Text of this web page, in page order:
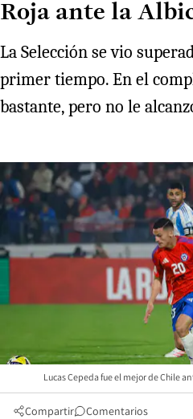
Roja ante la
La Selección se vio
primer tiempo. En el
bastante, pero no le
Lucas Cepeda fue el mejor de Chile
Compartir Comentarios